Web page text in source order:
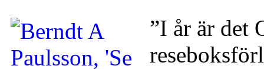
”I år är det